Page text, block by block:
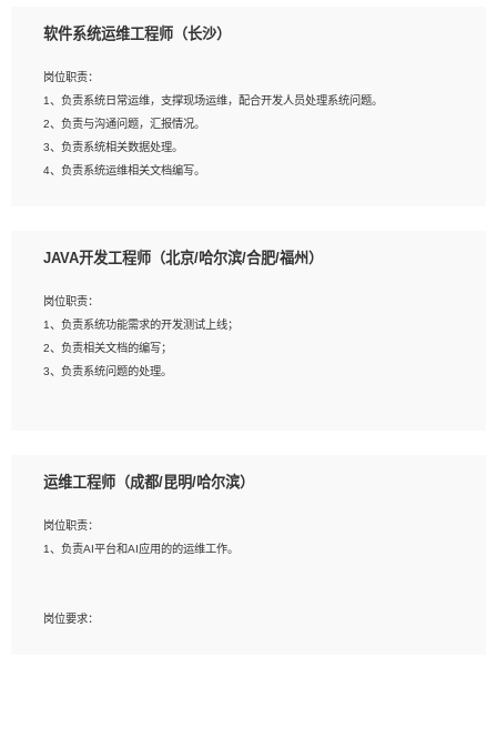
1、3年以上运营或解决方案的工作经验。
征，可独立提出完整的优化方案,并推动方案执行达成结果；熟练使用PPT、
WORD、EXCEL等办公软件；
3、深入理解公司各项AI产品和技术信息；具有较强的文档编写能力，能独立撰写
PPT、方案建议书等，面试时需携带个人制作的专业PPT文件进行展示。
软件系统运维工程师（长沙）
岗位职责：
1、负责系统日常运维，支撑现场运维，配合开发人员处理系统问题。
2、负责与沟通问题，汇报情况。
3、负责系统相关数据处理。
4、负责系统运维相关文档编写。
岗位要求：
2、精通linux命令。
3、熟悉oracle、mysql 数据库。
4、善于沟通，具有良好的团队合作精神和协作能力。
5、必须有实际的生产环境系统维护经验。
JAVA开发工程师（北京/哈尔滨/合肥/福州）
岗位职责：
1、负责系统功能需求的开发测试上线；
2、负责相关文档的编写；
3、负责系统问题的处理。
2、熟悉linux命令；
4、熟练使用oracle、mysql进行开发；
5、熟悉流程开发如使用activiti；
运维工程师（成都/昆明/哈尔滨）
岗位职责：
1、负责AI平台和AI应用的的运维工作。
岗位要求：